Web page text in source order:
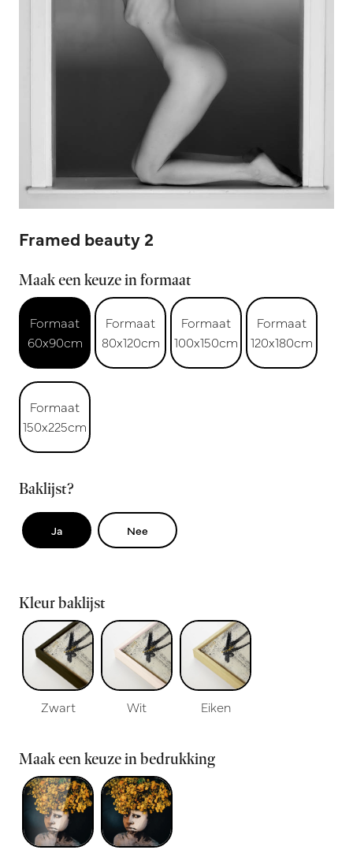
Framed beauty 2
Maak een keuze in formaat
Formaat
60x90cm
Formaat
80x120cm
Formaat
100x150cm
Formaat
120x180cm
Formaat
150x225cm
Baklijst?
Ja Nee
Kleur baklijst
Zwart Wit Eiken
Maak een keuze in bedrukking